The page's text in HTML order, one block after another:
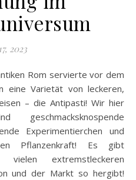
2023
eine Varietät von leckeren,
– die Antipasti! Wir hier
Experimentierchen und
Pflanzenkraft! Es gibt
vielen extremstleckeren
und der Markt so hergibt!